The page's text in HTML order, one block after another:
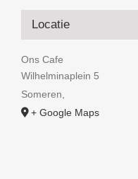
Locatie
Ons Cafe
Wilhelminaplein 5
Someren
+ Google Maps